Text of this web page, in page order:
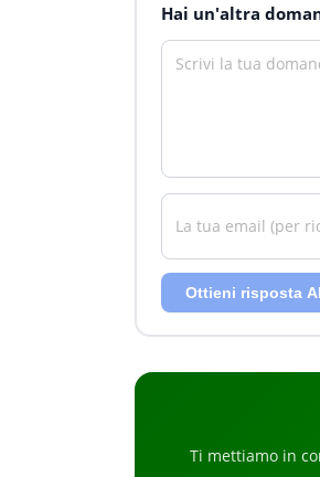
Hai un'altra
Ottieni risposta
Ti mettiamo in